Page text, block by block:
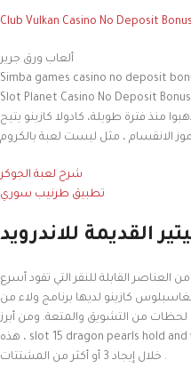
Club Vulkan Casino No Deposit
ألعاب ورق جرير
Simba games casino no deposit
Slot Planet Casino No Deposit
منذ فترة طويلة، كادولا كازينو يتيح
شرح لعبة الجوكر
تطبيق طرنيب سوري
القديمة للاندرويد
القابلة للنقر التي تقود أسرع
كازينو لديها برنامج ولاء من
الإلكترونية المثيرة في الكازينو: لحظات من التشويق والمتعة. ومن أبرز
هذه ، slot 15 dragon pearls hold and win by redgenn demo free play إلى جانب حقيقة أنه يمكنك إعادة تشغيل 10 دورات مجانية مرارا وتكرارا من
خلال إيجاد 3 أو أكثر من المشتتات .